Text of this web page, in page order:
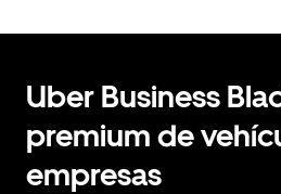
Uber Business
premium de
empresas